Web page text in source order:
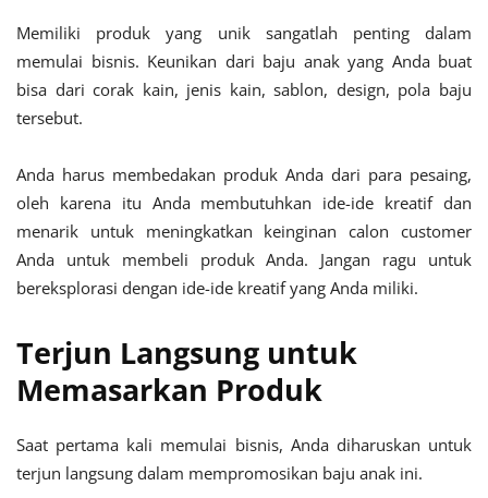
Memiliki produk yang unik sangatlah penting dalam
memulai bisnis. Keunikan dari baju anak yang Anda buat
bisa dari corak kain, jenis kain, sablon, design, pola baju
tersebut.
Anda harus membedakan produk Anda dari para pesaing,
oleh karena itu Anda membutuhkan ide-ide kreatif dan
menarik untuk meningkatkan keinginan calon customer
Anda untuk membeli produk Anda. Jangan ragu untuk
bereksplorasi dengan ide-ide kreatif yang Anda miliki.
Terjun Langsung untuk
Memasarkan Produk
Saat pertama kali memulai bisnis, Anda diharuskan untuk
terjun langsung dalam mempromosikan baju anak ini.